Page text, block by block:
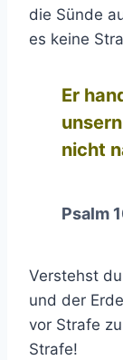
die Sünde
es keine
Er
nicht
Psalm
Verstehst
und der
vor Strafe
Strafe!